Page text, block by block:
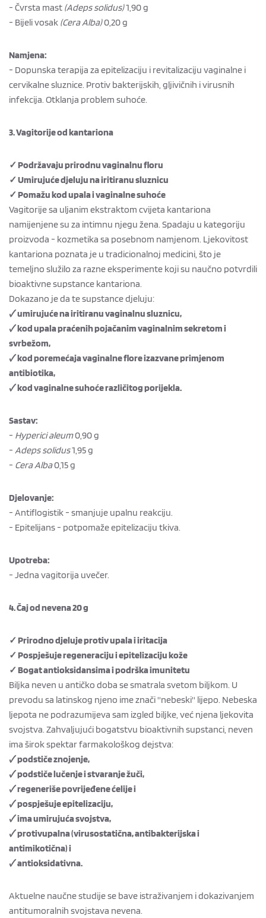
- Čvrsta mast (Adeps solidus)1,90 g
- Bijeli vosak (Cera Alba)0,20 g
Namjena:
- Dopunska terapija za epitelizaciju i revitalizaciju vaginalne i
cervikalne sluznice. Protiv bakterijskih, gljivičnih i virusnih
infekcija. Otklanja problem suhoće.
3. Vagitorije od kantariona
✓ Podržavaju prirodnu vaginalnu floru
✓ Umirujuće djeluju na iritiranu sluznicu
✓ Pomažu kod upala i vaginalne suhoće
Vagitorije sa uljanim ekstraktom cvijeta kantariona
namijenjene su za intimnu njegu žena. Spadaju u kategoriju
proizvoda - kozmetika sa posebnom namjenom. Ljekovitost
kantariona poznata je u tradicionalnoj medicini, što je
temeljno služilo za razne eksperimente koji su naučno potvrdili
bioaktivne supstance kantariona.
Dokazano je da te supstance djeluju:
🗸 umirujuće na iritiranu vaginalnu sluznicu,
🗸 kod upala praćenih pojačanim vaginalnim sekretom i
svrbežom,
🗸 kod poremećaja vaginalne flore izazvane primjenom
antibiotika,
🗸 kod vaginalne suhoće različitog porijekla.
Sastav:
- Hyperici aleum0,90 g
- Adeps solidus1,95 g
- Cera Alba0,15 g
Djelovanje:
- Antiflogistik - smanjuje upalnu reakciju.
- Epitelijans - potpomaže epitelizaciju tkiva.
Upotreba:
- Jedna vagitorija uvečer.
4. Čaj od nevena 20 g
✓ Prirodno djeluje protiv upala i iritacija
✓ Pospješuje regeneraciju i epitelizaciju kože
✓ Bogat antioksidansima i podrška imunitetu
Biljka neven u antičko doba se smatrala svetom biljkom. U
prevodu sa latinskog njeno ime znači ''nebeski'' lijepo. Nebeska
ljepota ne podrazumijeva sam izgled biljke, već njena ljekovita
svojstva. Zahvaljujući bogatstvu bioaktivnih supstanci, neven
ima širok spektar farmakološkog dejstva:
🗸 podstiče znojenje,
🗸 podstiče lučenje i stvaranje žuči,
🗸 regeneriše povrijeđene ćelije i
🗸 pospješuje epitelizaciju,
🗸 ima umirujuća svojstva,
🗸 protivupalna (virusostatična, antibakterijska i
antimikotična) i
🗸 antioksidativna.
Aktuelne naučne studije se bave istraživanjem i dokazivanjem
antitumoralnih svojstava nevena.